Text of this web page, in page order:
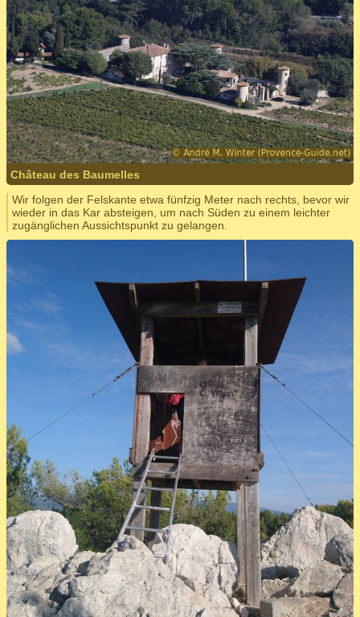
Château des Baumelles
Wir folgen der Felskante etwa fünfzig Meter nach rechts, bevor wir
wieder in das Kar absteigen, um nach Süden zu einem leichter
zugänglichen Aussichtspunkt zu gelangen.